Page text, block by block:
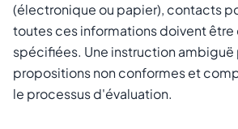
(électronique ou papier), contacts
toutes ces informations doivent
spécifiées. Une instruction ambiguë
propositions non conformes et
le processus d'évaluation.